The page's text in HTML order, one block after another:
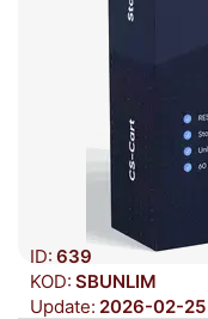
ID: 639
KOD: SBUNLIM
Update: 2026-02-25